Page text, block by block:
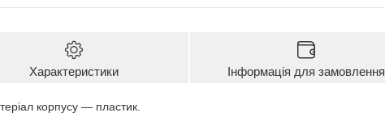
Характеристики Інформація для замовлення
корпусу — пластик.